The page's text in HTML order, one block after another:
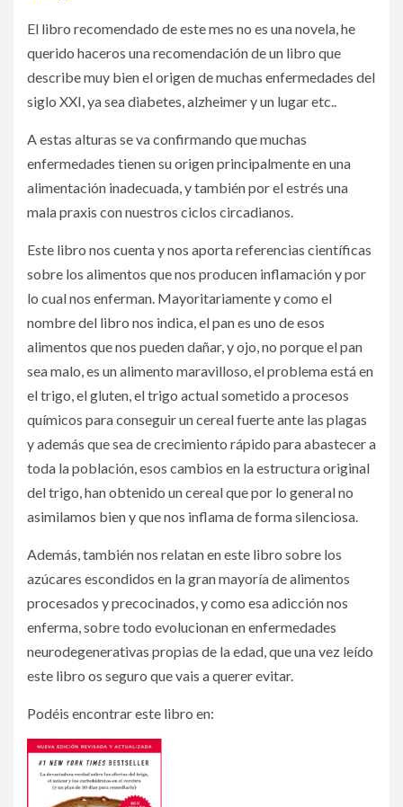
El libro recomendado de este mes no es una novela, he
querido haceros una recomendación de un libro que
describe muy bien el origen de muchas enfermedades del
siglo XXI, ya sea diabetes, alzheimer y un lugar etc..
A estas alturas se va confirmando que muchas
enfermedades tienen su origen principalmente en una
alimentación inadecuada, y también por el estrés una
mala praxis con nuestros ciclos circadianos.
Este libro nos cuenta y nos aporta referencias científicas
sobre los alimentos que nos producen inflamación y por
lo cual nos enferman. Mayoritariamente y como el
nombre del libro nos indica, el pan es uno de esos
alimentos que nos pueden dañar, y ojo, no porque el pan
sea malo, es un alimento maravilloso, el problema está en
el trigo, el gluten, el trigo actual sometido a procesos
químicos para conseguir un cereal fuerte ante las plagas
y además que sea de crecimiento rápido para abastecer a
toda la población, esos cambios en la estructura original
del trigo, han obtenido un cereal que por lo general no
asimilamos bien y que nos inflama de forma silenciosa.
Además, también nos relatan en este libro sobre los
azúcares escondidos en la gran mayoría de alimentos
procesados y precocinados, y como esa adicción nos
enferma, sobre todo evolucionan en enfermedades
neurodegenerativas propias de la edad, que una vez leído
este libro os seguro que vais a querer evitar.
Podéis encontrar este libro en: